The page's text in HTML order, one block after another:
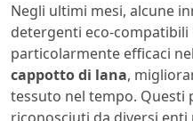
Negli ultimi mesi, alcune
detergenti eco-
particolarmente efficaci
cappotto di lana,
tessuto nel tempo.